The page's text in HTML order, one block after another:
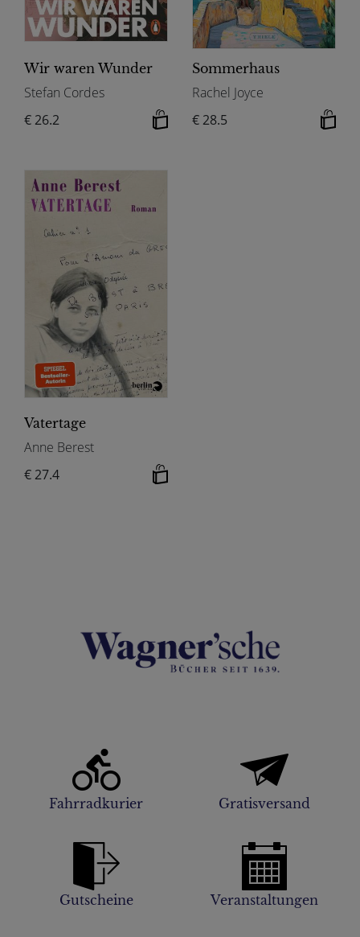
Wir waren Wunder
Stefan Cordes
€ 26.2
Sommerhaus
Rachel Joyce
€ 28.5
Vatertage
Anne Berest
€ 27.4
Fahrradkurier Gratisversand
Gutscheine Veranstaltungen